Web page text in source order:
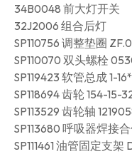
34B0048 前大灯开关
32J2006 组合后灯
SP110756 调整垫圈
SP110070 双头螺栓
SP119423 软管总成 1-
SP118694 齿轮 154-15-
SP113529 齿轮轴
SP113680 呼吸器焊接
SP111461 油管固定支架